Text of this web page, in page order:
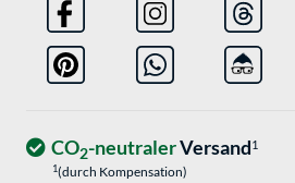
CO2-neutralerVersand1
1(durch Kompensation)